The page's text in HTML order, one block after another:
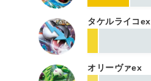
タケルライコex
オリーヴァex